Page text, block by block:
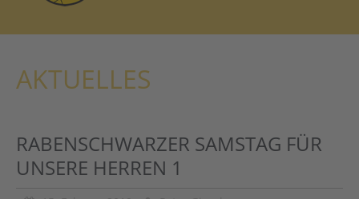
Kontakt
Shop
AKTUELLES
RABENSCHWARZER SAMSTAG FÜR
UNSERE HERREN 1